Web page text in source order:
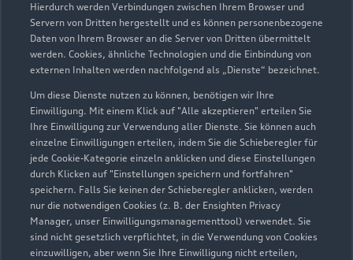
Hierdurch werden Verbindungen zwischen Ihrem Browser und
Servern von Dritten hergestellt und es können personenbezogene
Daten von Ihrem Browser an die Server von Dritten übermittelt
werden. Cookies, ähnliche Technologien und die Einbindung von
externen Inhalten werden nachfolgend als „Dienste“ bezeichnet.
Um diese Dienste nutzen zu können, benötigen wir Ihre
Einwilligung. Mit einem Klick auf "Alle akzeptieren" erteilen Sie
Ihre Einwilligung zur Verwendung aller Dienste. Sie können auch
einzelne Einwilligungen erteilen, indem Sie die Schieberegler für
jede Cookie-Kategorie einzeln anklicken und diese Einstellungen
durch Klicken auf "Einstellungen speichern und fortfahren"
speichern. Falls Sie keinen der Schieberegler anklicken, werden
nur die notwendigen Cookies (z. B. der Ensighten Privacy
Manager, unser Einwilligungsmanagementtool) verwendet. Sie
sind nicht gesetzlich verpflichtet, in die Verwendung von Cookies
einzuwilligen, aber wenn Sie Ihre Einwilligung nicht erteilen,
Zu den Rädern